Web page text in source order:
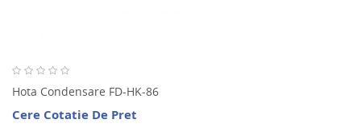
Hota Condensare FD-HK-86
Cere Cotatie De Pret